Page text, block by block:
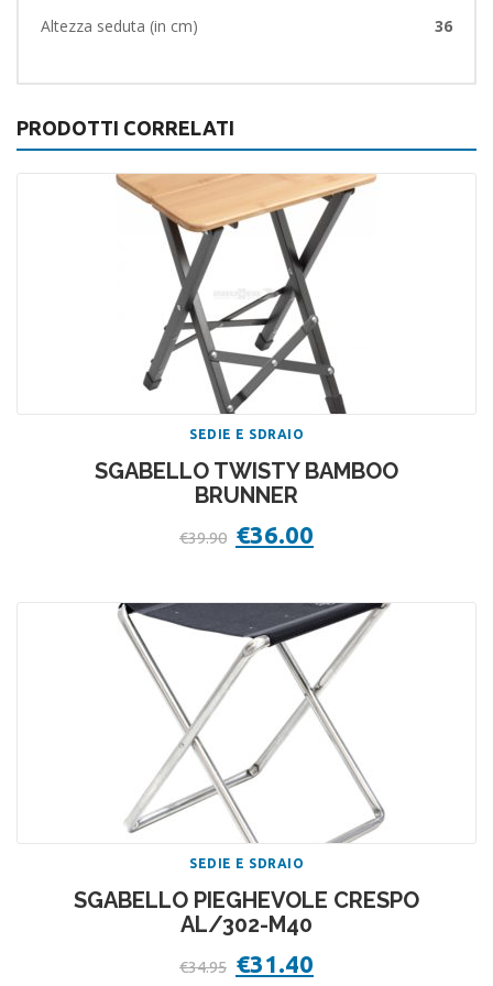
Altezza seduta (in cm) 36
PRODOTTI CORRELATI
SEDIE E SDRAIO
SGABELLO TWISTY BAMBOO
BRUNNER
€39.90 Il
prezzo
€39.90.
€36.00prezzo
€36.00.
SEDIE E SDRAIO
SGABELLO PIEGHEVOLE CRESPO
AL/302-M40
€34.95 Il
prezzo
€31.40prezzo